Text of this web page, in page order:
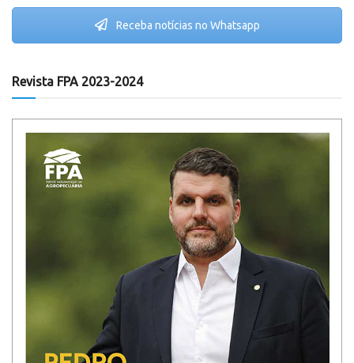
Receba notícias no Whatsapp
Revista FPA 2023-2024